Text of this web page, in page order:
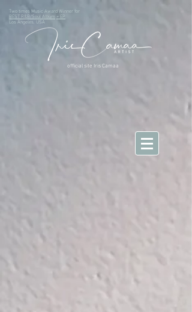
official site Iris Camaa
Two times Music Award Winner for
BEST R&B/Soul Album + EP
Los Angeles, USA